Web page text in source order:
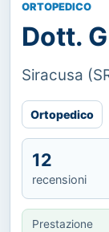
ORTOPEDICO
Dott.
Siracusa
Ortopedico
12
recensioni
Prestazione